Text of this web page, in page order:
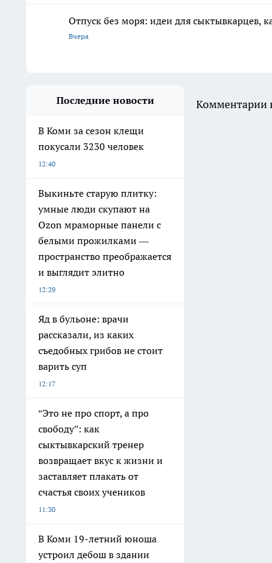
Отпуск без моря: идеи для сыктывкарцев,
Вчера
Последние новости
В Коми за сезон клещи
покусали 3230 человек
12:40
Выкиньте старую плитку:
умные люди скупают на
Ozon мраморные панели с
белыми прожилками —
пространство преображается
и выглядит элитно
12:29
Яд в бульоне: врачи
рассказали, из каких
съедобных грибов не стоит
варить суп
12:17
“Это не про спорт, а про
свободу”: как
сыктывкарский тренер
возвращает вкус к жизни и
заставляет плакать от
счастья своих учеников
11:30
В Коми 19-летний юноша
устроил дебош в здании
Комментарии